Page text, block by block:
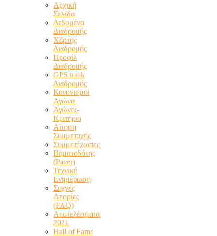
Αρχική
Σελίδα
Δεδομένα
Διαδρομής
Χάρτης
Διαδρομής
Προφίλ
Διαδρομής
GPS track
Διαδρομής
Κανονισμοί
Αγώνα
Αγώνες-
Κριτήρια
Αίτηση
Συμμετοχής
Συμμετέχοντες
Βηματοδότης
(Pacer)
Τεχνική
Ενημέρωση
Συχνές
Απορίες
(FAQ)
Αποτελέσματα
2021
Hall of Fame